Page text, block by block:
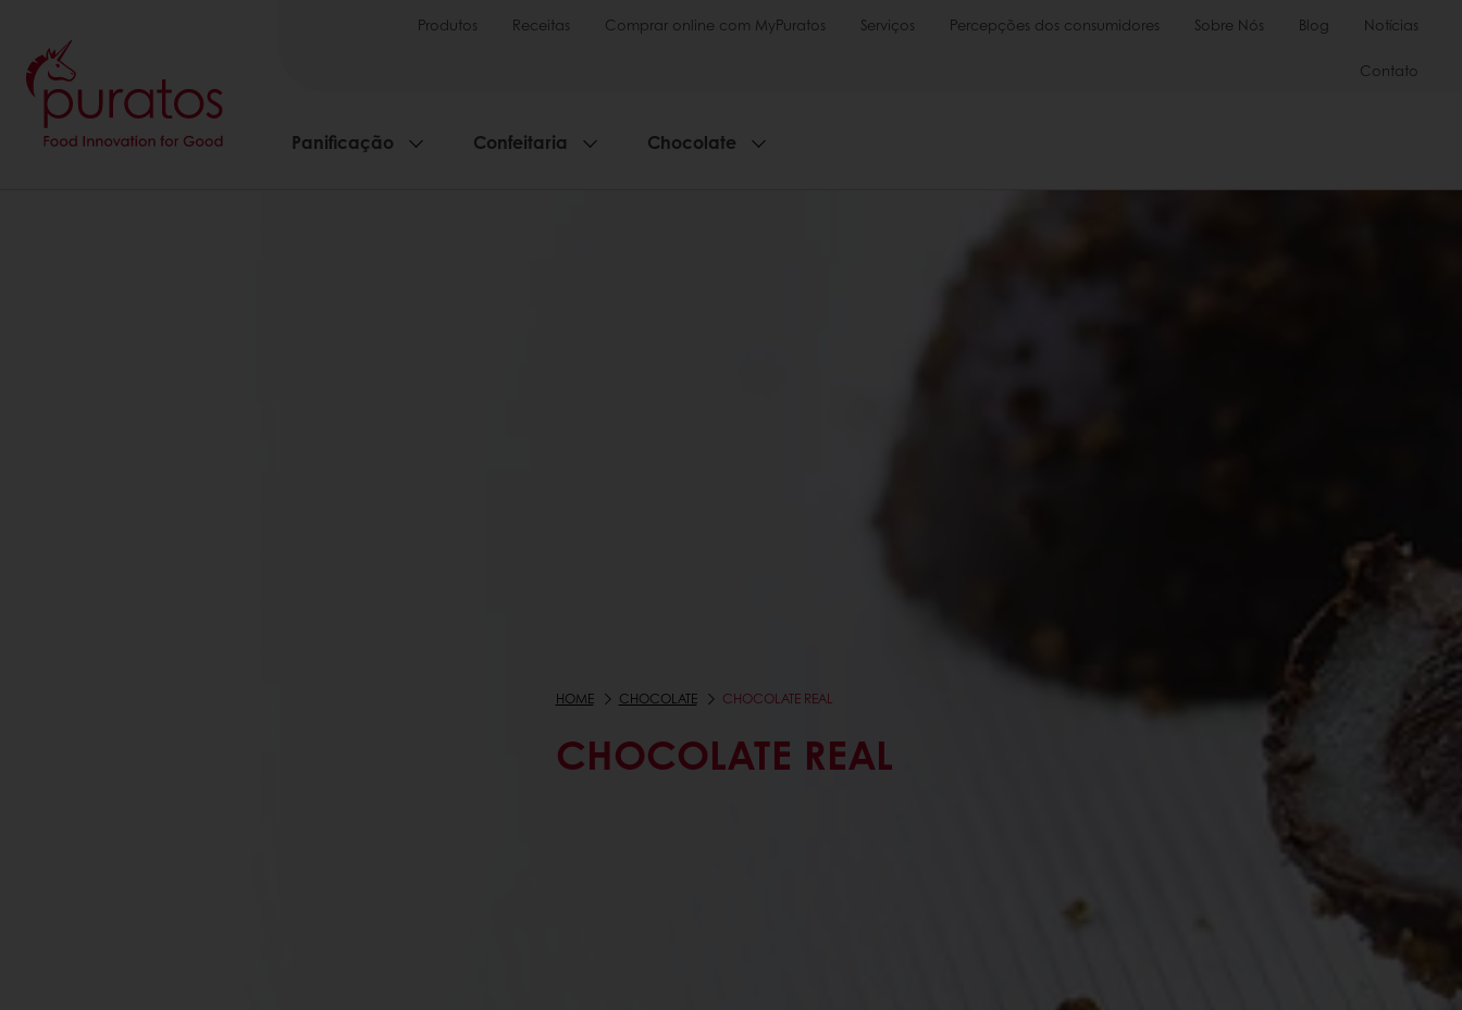
Produtos Receitas Comprar online com MyPuratos Serviços Percepções dos consumidores Sobre Nós Blog Notícias
Contato
Panificação Confeitaria Chocolate
HOME CHOCOLATE CHOCOLATE REAL
CHOCOLATE REAL